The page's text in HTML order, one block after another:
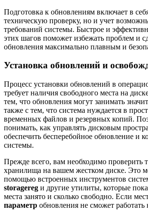
Подготовка к обновлениям включает в
техническую проверку, но и учет
требований системы. Быстрое и
этих шагов поможет избежать проблем и
обновления максимально плавным и
Установка обновлений и
Процесс установки обновлений в
требует наличия свободного места на
тем, что обновления могут занимать
также с тем, что система нуждается в
временных файлов и резервных копий.
понимать, как управлять дисковым
обеспечить бесперебойное обновление и
системы.
Прежде всего, вам необходимо проверить
хранилища на вашем жестком диске. Это
помощью встроенных инструментов
storagereg и другие утилиты, которые
места занято и сколько свободно. Если
параметр обновления не сможет работать